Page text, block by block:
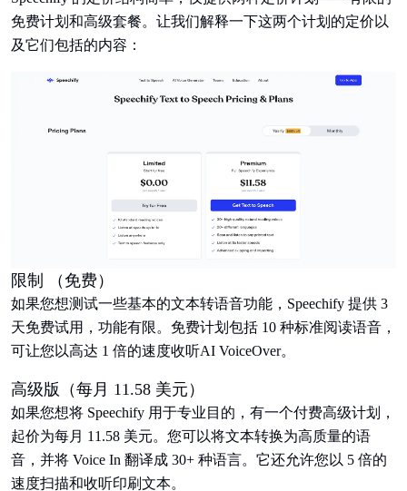
免费计划和高级套餐。让我们解释一下这两个计划的定价以
及它们包括的内容：
限制 （免费）
如果您想测试一些基本的文本转语音功能，Speechify 提供 3
天免费试用，功能有限。免费计划包括 10 种标准阅读语音，
可让您以高达 1 倍的速度收听AI VoiceOver。
高级版（每月 11.58 美元）
如果您想将 Speechify 用于专业目的，有一个付费高级计划，
起价为每月 11.58 美元。您可以将文本转换为高质量的语
音，并将 Voice In 翻译成 30+ 种语言。它还允许您以 5 倍的
速度扫描和收听印刷文本。